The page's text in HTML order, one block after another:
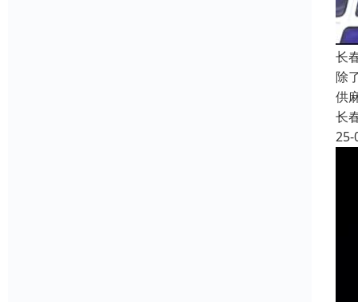
长
除
供
长
25-